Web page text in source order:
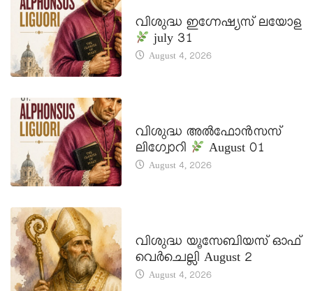
വിശുദ്ധ ഇഗ്നേഷ്യസ് ലയോള
july 31
August 4, 2026
വിശുദ്ധ അൽഫോൻസസ്
ലിഗ്വോറി
August 01
August 4, 2026
വിശുദ്ധ യൂസേബിയസ് ഓഫ്
വെർചെല്ലി August 2
August 4, 2026